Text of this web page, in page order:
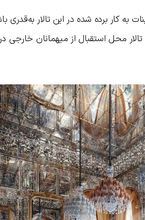
کار برده شده در این تالار به‌قدری
محل استقبال از میهمانان خارجی